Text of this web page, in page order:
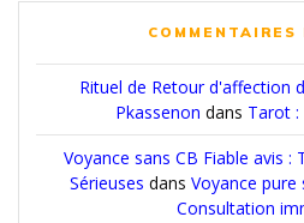
COMMENTAIRES
Rituel de Retour d'affection
Pkassenon dans Tarot :
Voyance sans CB Fiable avis :
Sérieuses dans Voyance pure
Consultation